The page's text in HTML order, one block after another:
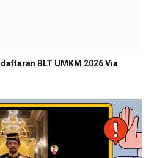
BLT UMKM 2026 Via